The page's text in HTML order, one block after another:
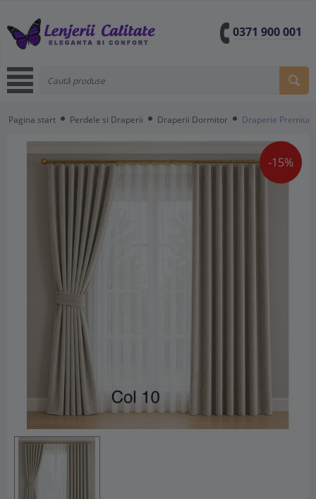
0371 900 001
Pagina start Perdele si Draperii Draperii Dormitor Draperie
-15%